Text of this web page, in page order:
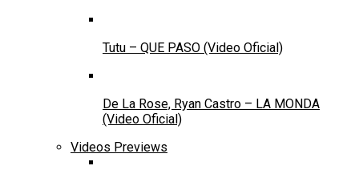
Tutu – QUE PASO (Video Oficial)
De La Rose, Ryan Castro – LA MONDA
(Video Oficial)
Videos Previews